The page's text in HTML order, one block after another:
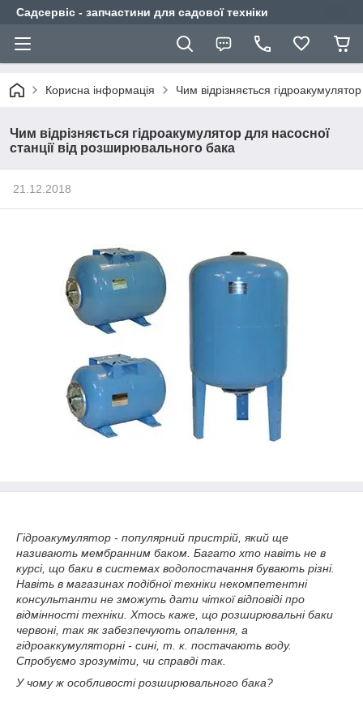
Садсервіс - запчастини для садової техніки
Корисна інформація Чим відрізняється
Чим відрізняється гідроакумулятор для насосної
станції від розширювального бака
21.12.2018
Гідроакумулятор - популярний пристрій, який ще
називають мембранним баком. Багато хто навіть не в
курсі, що баки в системах водопостачання бувають різні.
Навіть в магазинах подібної техніки некомпетентні
консультанти не зможуть дати чіткої відповіді про
відмінності техніки. Хтось каже, що розширювальні баки
червоні, так як забезпечують опалення, а
гідроаккумуляторні - сині, т. к. постачають воду.
Спробуємо зрозуміти, чи справді так.
У чому ж особливості розширювального бака?